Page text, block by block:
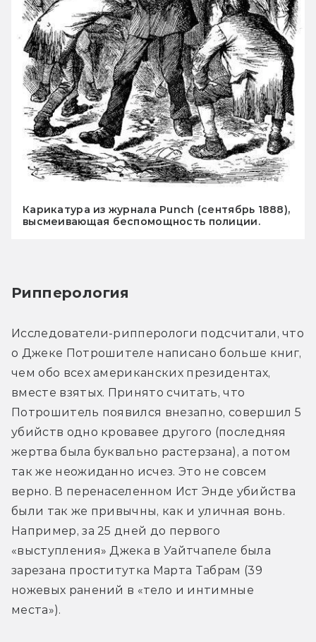
Карикатура из журнала Punch (сентябрь 1888),
высмеивающая беспомощность полиции.
Рипперология
Исследователи-рипперологи подсчитали, что
о Джеке Потрошителе написано больше книг,
чем обо всех американских президентах,
вместе взятых. Принято считать, что
Потрошитель появился внезапно, совершил 5
убийств одно кровавее другого (последняя
жертва была буквально растерзана), а потом
так же неожиданно исчез. Это не совсем
верно. В перенаселенном Ист Энде убийства
были так же привычны, как и уличная вонь.
Например, за 25 дней до первого
«выступления» Джека в Уайтчапеле была
зарезана проститутка Марта Табрам (39
ножевых ранений в «тело и интимные
места»).